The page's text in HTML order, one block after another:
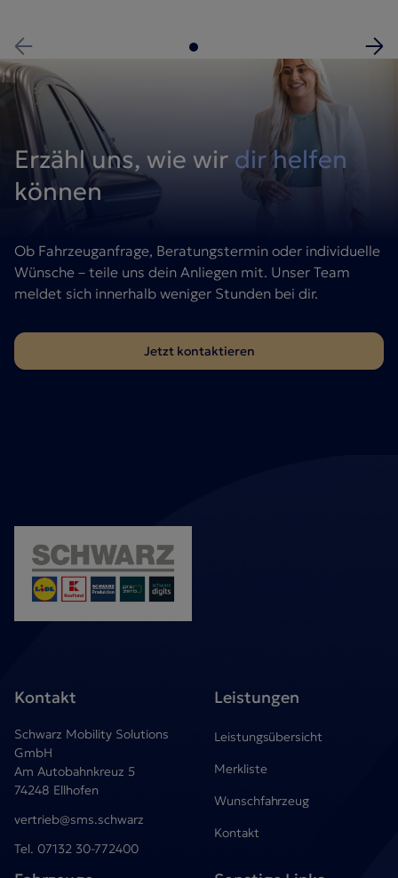
Erzähl uns, wie wir dir helfen
können
Ob Fahrzeuganfrage, Beratungstermin oder individuelle
Wünsche – teile uns dein Anliegen mit. Unser Team
meldet sich innerhalb weniger Stunden bei dir.
Jetzt kontaktieren
Kontakt
Schwarz Mobility Solutions
GmbH
Am Autobahnkreuz 5
74248 Ellhofen
vertrieb@sms.schwarz
Tel. 07132 30-772400
Leistungen
Leistungsübersicht
Merkliste
Wunschfahrzeug
Kontakt